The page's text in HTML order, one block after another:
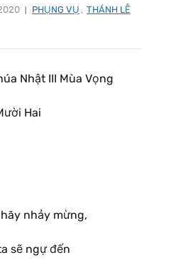
PHỤNG VỤ , THÁNH LỄ
Nhật III Mùa Vọng
Hai
nhảy mừng,
sẽ ngự đến